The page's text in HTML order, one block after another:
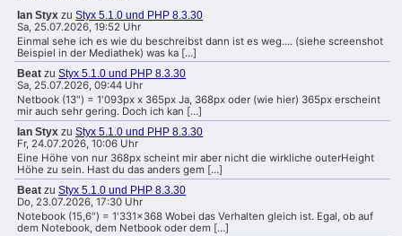
Ian Styx zuStyx 5.1.0 und PHP 8.3.30
Sa, 25.07.2026, 19:52 Uhr
Einmal sehe ich es wie du beschreibst dann ist es weg.... (siehe screenshot
Beispiel in der Mediathek) was ka […]
Beat zuStyx 5.1.0 und PHP 8.3.30
Sa, 25.07.2026, 09:44 Uhr
Netbook (13") = 1'093px x 365px Ja, 368px oder (wie hier) 365px erscheint
mir auch sehr gering. Doch ich kan […]
Ian Styx zuStyx 5.1.0 und PHP 8.3.30
Fr, 24.07.2026, 10:06 Uhr
Eine Höhe von nur 368px scheint mir aber nicht die wirkliche outerHeight
Höhe zu sein. Hast du das anders gem […]
Beat zuStyx 5.1.0 und PHP 8.3.30
Do, 23.07.2026, 17:30 Uhr
Notebook (15,6") = 1'331x368 Wobei das Verhalten gleich ist. Egal, ob auf
dem Notebook, dem Netbook oder dem […]